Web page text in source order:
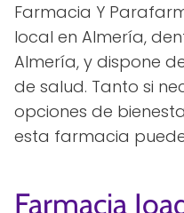
Farmacia Y
local en Almería,
Almería, y dispone
de salud. Tanto si
opciones de
esta farmacia
Farmacia